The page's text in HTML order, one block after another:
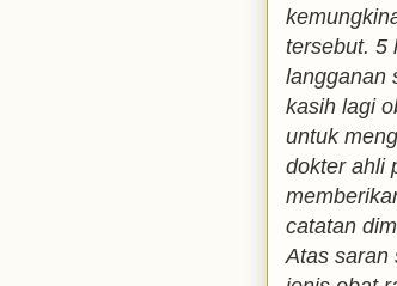
tersebut. 5
langganan
kasih lagi
untuk
dokter ahli
catatan
Atas saran